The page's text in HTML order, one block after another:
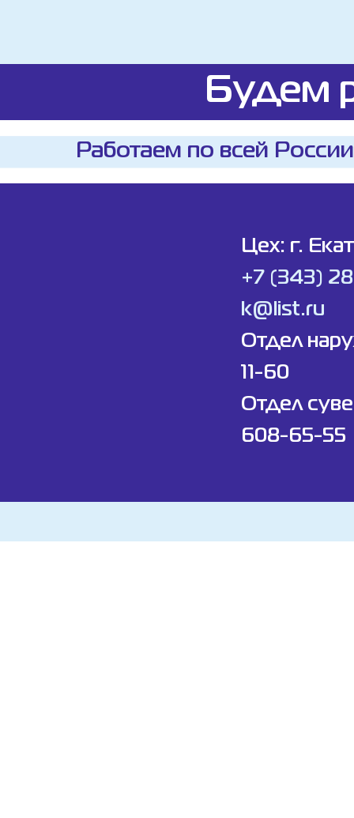
Будем
Работаем по всей
Цех: г.
+7 (343)
k@list.ru
Отдел
11-60
Отдел
608-65-55